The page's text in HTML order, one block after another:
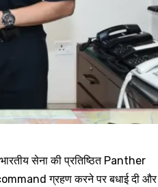
सेना की प्रतिष्ठित Panther
ग्रहण करने पर बधाई दी और